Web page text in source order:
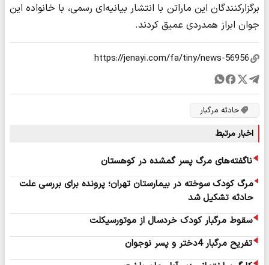
برگزارکنندگان این ماراتن با انتشار بیانیه‌ای رسمی، با خانواده این
جوان ابراز همدردی عمیق کردند.
حادثه مرگبار
اخبار مرتبط
ناگفته‌های مرگ پسر گمشده در کوهستان
مرگ کودک سوخته در بیمارستان تهران؛ پرونده برای بررسی علت
حادثه تشکیل شد
سقوط مرگبار کودک خردسال از موتورسیکلت
تفریح مرگبار 4دختر و پسر نوجوان